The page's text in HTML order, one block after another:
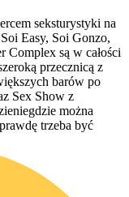
seksturystyki na
Easy, Soi Gonzo,
są w całości
przecznicą z
barów po
Sex Show z
można
trzeba być